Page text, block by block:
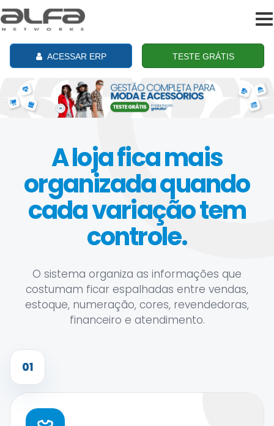
ACESSAR ERP TESTE GRÁTIS
A loja fica mais
organizada quando
cada variação tem
controle.
O sistema organiza as informações que
costumam ficar espalhadas entre vendas,
estoque, numeração, cores, revendedoras,
financeiro e atendimento.
01